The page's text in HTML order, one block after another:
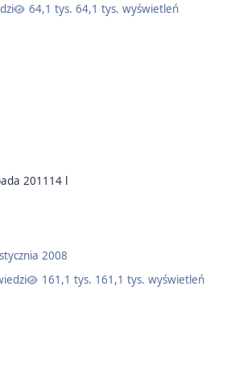
64,1 tys. wyświetleń
2011 14 l
2008
161,1 tys. wyświetleń